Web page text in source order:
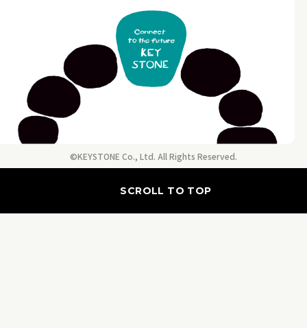
©KEYSTONE Co., Ltd. All Rights Reserved.
SCROLL TO TOP